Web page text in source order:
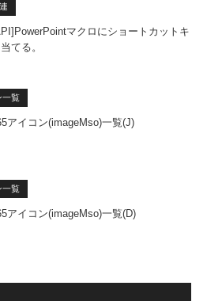
マクロにショートカットキ
てる。
一覧
アイコン(imageMso)一覧(J)
一覧
アイコン(imageMso)一覧(D)